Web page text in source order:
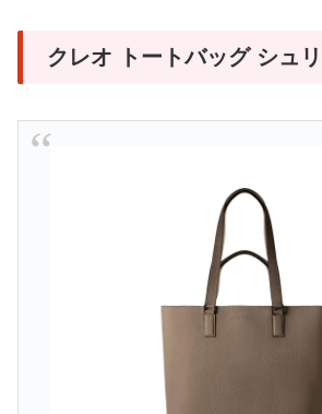
クレオ トートバッグ シュ